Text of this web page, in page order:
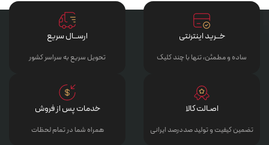
خــرید اینترنتی
ساده و مطمئن، تنها با چند کلیک
ارســال سریع
تحویل سریع به سراسر کشور
اصـالت کالا
تضمین کیفیت و تولید صددرصد ایرانی
خدمات پس از فروش
همراه شما در تمام لحظات